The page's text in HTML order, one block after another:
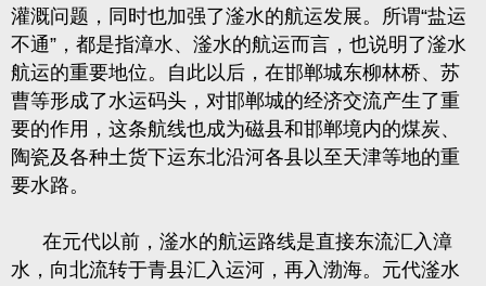
灌溉问题，同时也加强了滏水的航运发展。所谓“盐运
不通”，都是指漳水、滏水的航运而言，也说明了滏水
航运的重要地位。自此以后，在邯郸城东柳林桥、苏
曹等形成了水运码头，对邯郸城的经济交流产生了重
要的作用，这条航线也成为磁县和邯郸境内的煤炭、
陶瓷及各种土货下运东北沿河各县以至天津等地的重
要水路。
在元代以前，滏水的航运路线是直接东流汇入漳
水，向北流转于青县汇入运河，再入渤海。元代滏水